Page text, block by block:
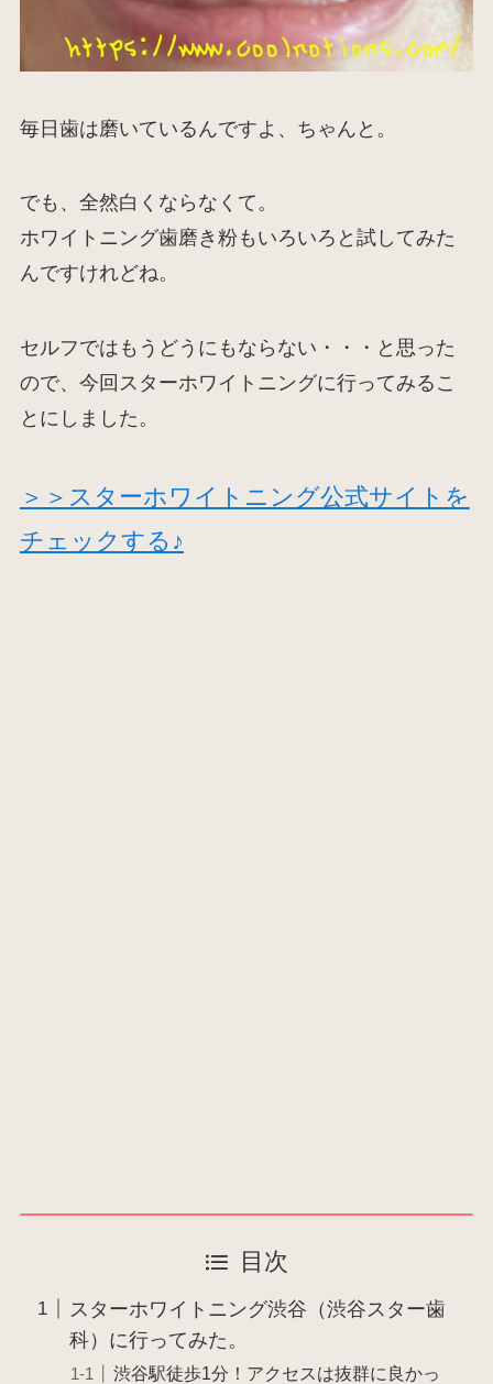
毎日歯は磨いているんですよ、ちゃんと。
でも、全然白くならなくて。
ホワイトニング歯磨き粉もいろいろと試してみた
んですけれどね。
セルフではもうどうにもならない・・・と思った
ので、今回スターホワイトニングに行ってみるこ
とにしました。
＞＞スターホワイトニング公式サイトを
チェックする♪
目次
スターホワイトニング渋谷（渋谷スター歯
科）に行ってみた。
渋谷駅徒歩1分！アクセスは抜群に良かっ